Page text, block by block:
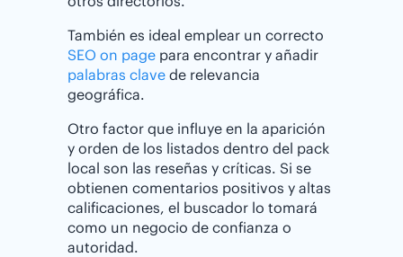
También es ideal emplear un correcto
SEO on page para encontrar y añadir
palabras clave de relevancia
geográfica.
Otro factor que influye en la aparición
y orden de los listados dentro del pack
local son las reseñas y críticas. Si se
obtienen comentarios positivos y altas
calificaciones, el buscador lo tomará
como un negocio de confianza o
autoridad.